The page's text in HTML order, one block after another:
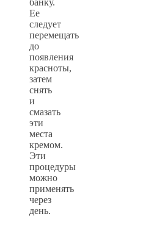
Ее
следует
перемещать
до
появления
красноты,
затем
снять
и
смазать
эти
места
кремом.
Эти
процедуры
можно
применять
через
день.